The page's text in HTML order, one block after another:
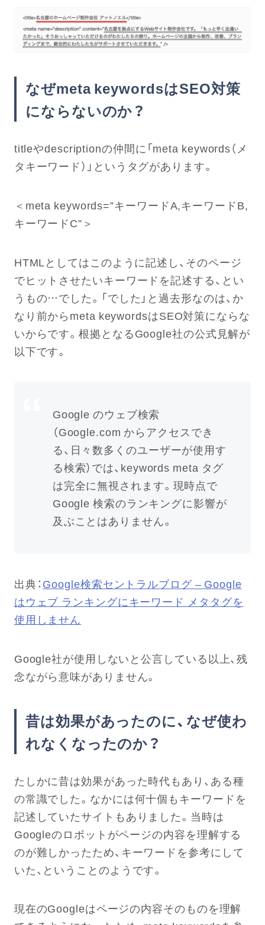
なぜmeta keywordsはSEO対策
にならないのか？
titleやdescriptionの仲間に「meta keywords（メ
タキーワード）」というタグがあります。
＜meta keywords=”キーワードA,キーワードB,
キーワードC”＞
HTMLとしてはこのように記述し、そのページ
でヒットさせたいキーワードを記述する、とい
うもの…でした。「でした」と過去形なのは、か
なり前からmeta keywordsはSEO対策にならな
いからです。根拠となるGoogle社の公式見解が
以下です。
Google のウェブ検索
（Google.com からアクセスでき
る、日々数多くのユーザーが使用す
る検索）では、keywords meta タグ
は完全に無視されます。現時点で
Google 検索のランキングに影響が
及ぶことはありません。
出典：Google検索セントラルブログ – Google
はウェブ ランキングにキーワード メタタグを
使用しません
Google社が使用しないと公言している以上、残
念ながら意味がありません。
昔は効果があったのに、なぜ使わ
れなくなったのか？
たしかに昔は効果があった時代もあり、ある種
の常識でした。なかには何十個もキーワードを
記述していたサイトもありました。当時は
Googleのロボットがページの内容を理解する
のが難しかったため、キーワードを参考にして
いた、ということのようです。
現在のGoogleはページの内容そのものを理解